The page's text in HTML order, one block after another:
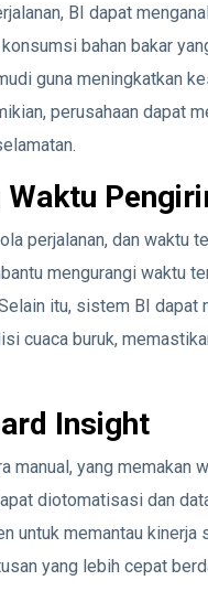
BI dapat
bahan bakar
guna meningkatkan
perusahaan dapat
perjalanan, dan waktu
mengurangi waktu
itu, sistem BI dapat
cuaca buruk,
Insight
manual, yang memakan
diotomatisasi dan
untuk memantau kinerja
yang lebih cepat